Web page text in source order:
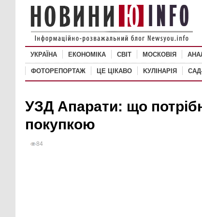
УКРАЇНА ЕКОНОМІКА СВІТ MОСКОВІЯ
ФОТОРЕПОРТАЖ ЦЕ ЦІКАВО KУЛІНАРІЯ
УЗД Апарати: що
покупкою
84